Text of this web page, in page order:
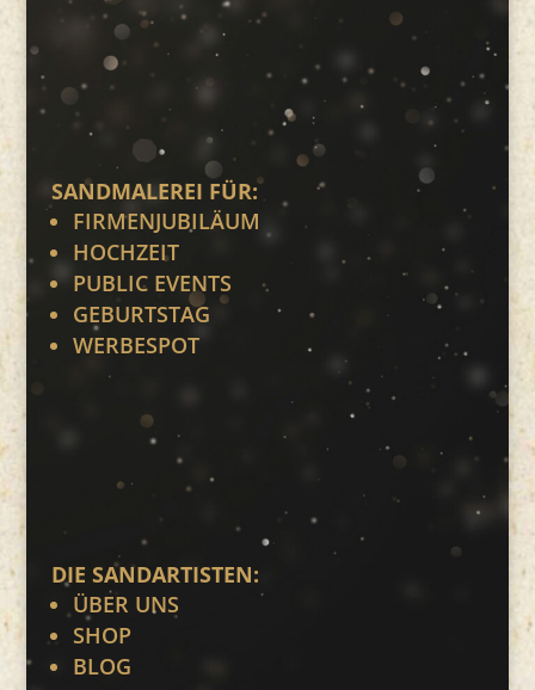
SANDMALEREI FÜR:
FIRMENJUBILÄUM
HOCHZEIT
PUBLIC EVENTS
GEBURTSTAG
WERBESPOT
DIE SANDARTISTEN:
ÜBER UNS
SHOP
BLOG